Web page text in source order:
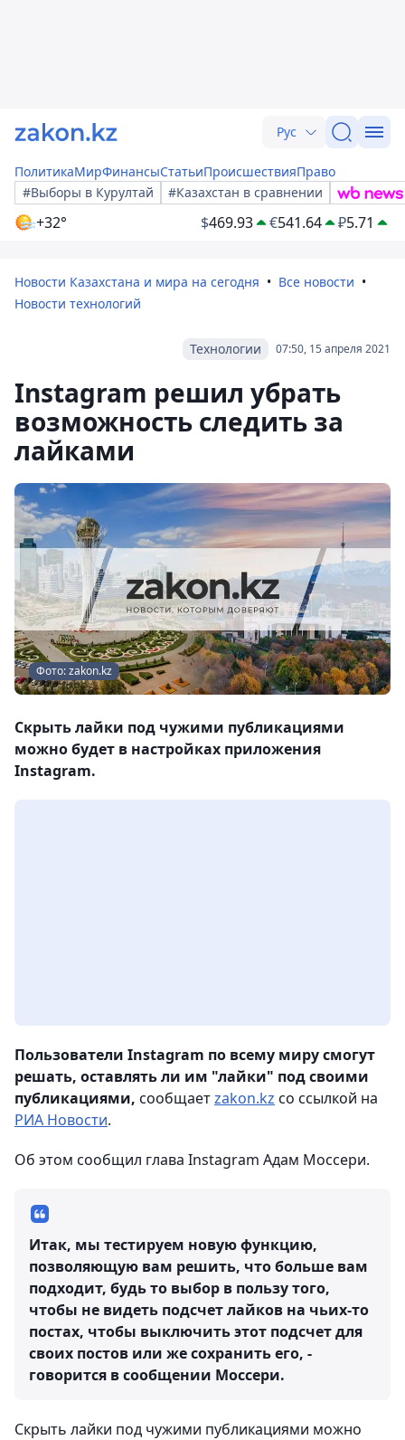
Рус
ПолитикаМирФинансыСтатьиПроисшествияПраво
#Выборы в Курултай
#Казахстан в сравнении
+32° $469.93 €541.64 ₽5.71
Новости Казахстана и мира на сегодня
Все новости
Новости технологий
07:50, 15 апреля 2021
Технологии
Instagram решил убрать
возможность следить за
лайками
Фото: zakon.kz
Скрыть лайки под чужими публикациями
можно будет в настройках приложения
Instagram.
Пользователи Instagram по всему миру смогут
решать, оставлять ли им "лайки" под своими
публикациями, сообщаетzakon.kz со ссылкой на
РИА Новости.
Об этом сообщил глава Instagram Адам Моссери.
Итак, мы тестируем новую функцию,
позволяющую вам решить, что больше вам
подходит, будь то выбор в пользу того,
чтобы не видеть подсчет лайков на чьих-то
постах, чтобы выключить этот подсчет для
своих постов или же сохранить его, -
говорится в сообщении Моссери.
Скрыть лайки под чужими публикациями можно